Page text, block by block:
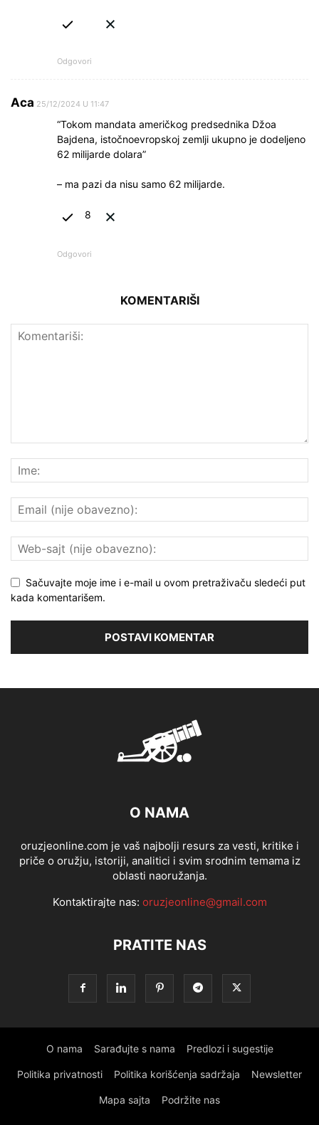
Odgovori
Aca 25/12/2024 U 11:47
“Tokom mandata američkog predsednika Džoa
Bajdena, istočnoevropskoj zemlji ukupno je dodeljeno
62 milijarde dolara”
– ma pazi da nisu samo 62 milijarde.
8
Odgovori
KOMENTARIŠI
Sačuvajte moje ime i e-mail u ovom pretraživaču sledeći put
kada komentarišem.
O NAMA
oruzjeonline.com je vaš najbolji resurs za vesti, kritike i
priče o oružju, istoriji, analitici i svim srodnim temama iz
oblasti naoružanja.
Kontaktirajte nas: oruzjeonline@gmail.com
PRATITE NAS
O nama Sarađujte s nama Predlozi i sugestije
Politika privatnosti Politika korišćenja sadržaja Newsletter
Mapa sajta Podržite nas